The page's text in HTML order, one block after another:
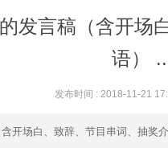
发言稿（含开场
语）
发布时间 : 2018-11-21
开场白、致辞、节目串词、抽奖